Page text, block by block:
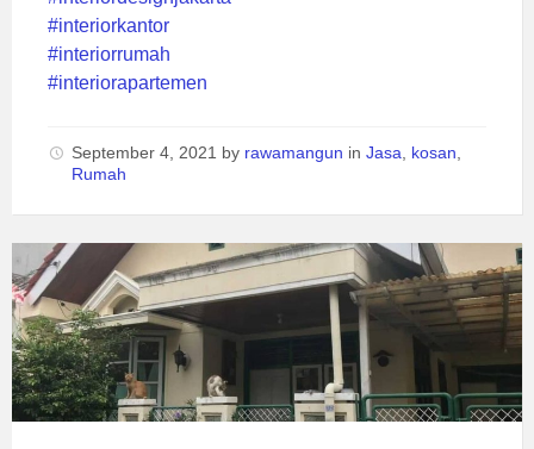
#interiorkantor
#interiorrumah
#interiorapartemen
September 4, 2021 by rawamangun in Jasa kosan
Rumah